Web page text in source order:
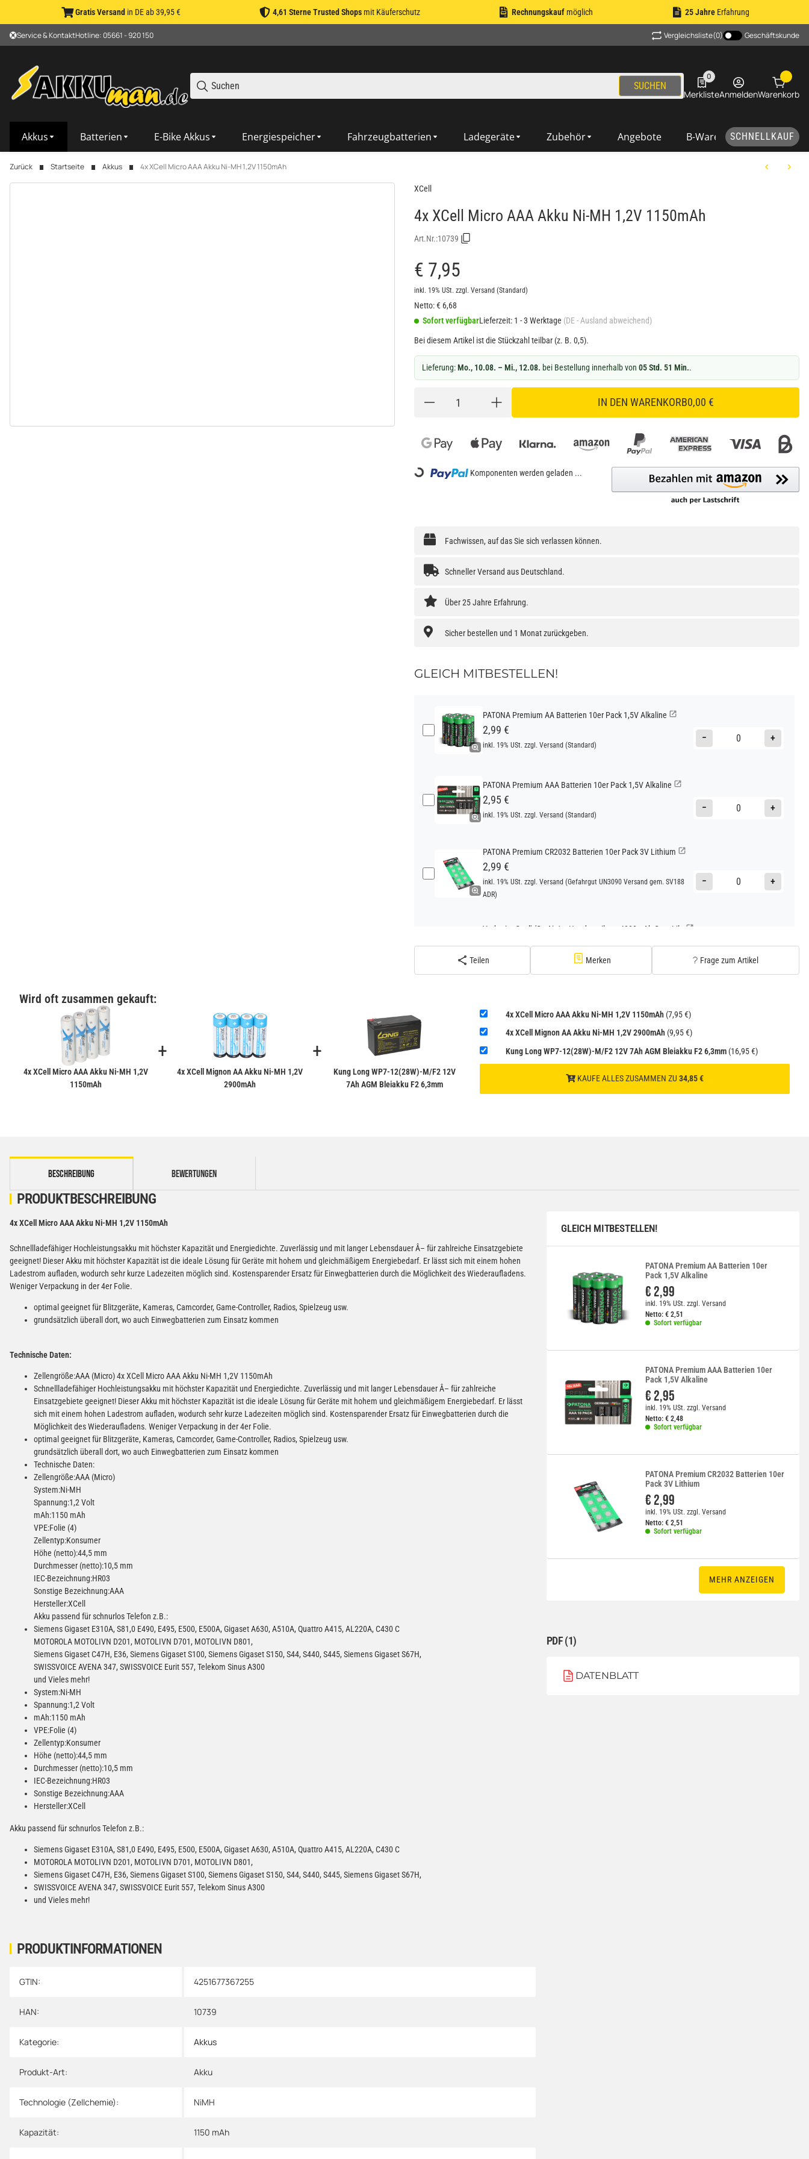
Gratis Versand in DE ab 39,95 € 4,61 Sterne Trusted Shopsmit Käuferschutz Rechnungskauf möglich 25 JahreErfahrung
Service & KontaktHotline: 05661 - 920 150 Vergleichsliste(0) Geschäftskunde
SUCHEN
0
0 Produkte in der Liste
MerklisteAnmeldenWarenkorb
Akkus Batterien E-Bike Akkus Energiespeicher Fahrzeugbatterien Ladegeräte Zubehör Angebote B-Ware SCHNELLKAUF
Zurück Startseite Akkus 4x XCell Micro AAA Akku Ni-MH 1,2V 1150mAh
XCell
4x XCell Micro AAA Akku Ni-MH 1,2V 1150mAh
Art.Nr.:10739
€ 7,95
inkl. 19% USt. zzgl. Versand (Standard)
Netto:€ 6,68
Sofort verfügbarLieferzeit: 1 - 3 Werktage (DE - Ausland abweichend)
Bei diesem Artikel ist die Stückzahl teilbar (z. B. 0,5).
Lieferung:Mo., 10.08. – Mi., 12.08. bei Bestellung innerhalb von 05 Std. 51 Min..
IN DEN WARENKORB0,00 €
Loading... Komponenten werden geladen ...
Fachwissen, auf das Sie sich verlassen können.
Schneller Versand aus Deutschland.
Über 25 Jahre Erfahrung.
Sicher bestellen und 1 Monat zurückgeben.
GLEICH MITBESTELLEN!
PATONA Premium AA Batterien 10er Pack 1,5V Alkaline
2,99 €
inkl. 19% USt. zzgl. Versand (Standard)
− +
PATONA Premium AAA Batterien 10er Pack 1,5V Alkaline
2,95 €
inkl. 19% USt. zzgl. Versand (Standard)
− +
PATONA Premium CR2032 Batterien 10er Pack 3V Lithium
2,99 €
inkl. 19% USt. zzgl. Versand (Gefahrgut UN3090 Versand gem. SV188
ADR)
− +
Verbatim Cool'n'Go AirJet Handventilator 4000mAh Grau Lila
22,95 €
inkl. 19% USt. zzgl.
(Gefahrgut UN3480 Versand gem. SV188
Teilen Merken Frage zum Artikel
Wird oft zusammen gekauft:
4x XCell Micro AAA Akku Ni-MH 1,2V
1150mAh
+
4x XCell Mignon AA Akku Ni-MH 1,2V
2900mAh
+
Kung Long WP7-12(28W)-M/F2 12V
7Ah AGM Bleiakku F2 6,3mm
4x XCell Micro AAA Akku Ni-MH 1,2V 1150mAh (7,95 €)
4x XCell Mignon AA Akku Ni-MH 1,2V 2900mAh (9,95 €)
Kung Long WP7-12(28W)-M/F2 12V 7Ah AGM Bleiakku F2 6,3mm (16,95 €)
KAUFE ALLES ZUSAMMEN ZU34,85 €
BESCHREIBUNG BEWERTUNGEN
PRODUKTINFORMATIONEN
Produkteigenschaft
Wert
GTIN: 4251677367255
HAN: 10739
Kategorie: Akkus
Produkt-Art: Akku
Technologie (Zellchemie): NiMH
Kapazität: 1150 mAh
PRODUKTBESCHREIBUNG
4x XCell Micro AAA Akku Ni-MH 1,2V 1150mAh
Schnellladefähiger Hochleistungsakku mit höchster Kapazität und Energiedichte. Zuverlässig und mit langer Lebensdauer Â– für zahlreiche Einsatzgebiete
geeignet! Dieser Akku mit höchster Kapazität ist die ideale Lösung für Geräte mit hohem und gleichmäßigem Energiebedarf. Er lässt sich mit einem hohen
Ladestrom aufladen, wodurch sehr kurze Ladezeiten möglich sind. Kostensparender Ersatz für Einwegbatterien durch die Möglichkeit des Wiederaufladens.
Weniger Verpackung in der 4er Folie.
optimal geeignet für Blitzgeräte, Kameras, Camcorder, Game-Controller, Radios, Spielzeug usw.
grundsätzlich überall dort, wo auch Einwegbatterien zum Einsatz kommen
Technische Daten:
Zellengröße:AAA (Micro) 4x XCell Micro AAA Akku Ni-MH 1,2V 1150mAh
Schnellladefähiger Hochleistungsakku mit höchster Kapazität und Energiedichte. Zuverlässig und mit langer Lebensdauer Â– für zahlreiche
Einsatzgebiete geeignet! Dieser Akku mit höchster Kapazität ist die ideale Lösung für Geräte mit hohem und gleichmäßigem Energiebedarf. Er lässt
sich mit einem hohen Ladestrom aufladen, wodurch sehr kurze Ladezeiten möglich sind. Kostensparender Ersatz für Einwegbatterien durch die
Möglichkeit des Wiederaufladens. Weniger Verpackung in der 4er Folie.
optimal geeignet für Blitzgeräte, Kameras, Camcorder, Game-Controller, Radios, Spielzeug usw.
grundsätzlich überall dort, wo auch Einwegbatterien zum Einsatz kommen
Technische Daten:
Zellengröße:AAA (Micro)
System:Ni-MH
Spannung:1,2 Volt
mAh:1150 mAh
VPE:Folie (4)
Zellentyp:Konsumer
Höhe (netto):44,5 mm
Durchmesser (netto):10,5 mm
IEC-Bezeichnung:HR03
Sonstige Bezeichnung:AAA
Hersteller:XCell
Akku passend für schnurlos Telefon z.B.:
Siemens Gigaset E310A, S81,0 E490, E495, E500, E500A, Gigaset A630, A510A, Quattro A415, AL220A, C430 C
MOTOROLA MOTOLIVN D201, MOTOLIVN D701, MOTOLIVN D801,
Siemens Gigaset C47H, E36, Siemens Gigaset S100, Siemens Gigaset S150, S44, S440, S445, Siemens Gigaset S67H,
SWISSVOICE AVENA 347, SWISSVOICE Eurit 557, Telekom Sinus A300
und Vieles mehr!
System:Ni-MH
Spannung:1,2 Volt
mAh:1150 mAh
VPE:Folie (4)
Zellentyp:Konsumer
Höhe (netto):44,5 mm
Durchmesser (netto):10,5 mm
IEC-Bezeichnung:HR03
Sonstige Bezeichnung:AAA
Hersteller:XCell
Akku passend für schnurlos Telefon z.B.:
Siemens Gigaset E310A, S81,0 E490, E495, E500, E500A, Gigaset A630, A510A, Quattro A415, AL220A, C430 C
MOTOROLA MOTOLIVN D201, MOTOLIVN D701, MOTOLIVN D801,
Siemens Gigaset C47H, E36, Siemens Gigaset S100, Siemens Gigaset S150, S44, S440, S445, Siemens Gigaset S67H,
SWISSVOICE AVENA 347, SWISSVOICE Eurit 557, Telekom Sinus A300
und Vieles mehr!
GLEICH MITBESTELLEN!
PATONA Premium AA Batterien 10er
Pack 1,5V Alkaline
€ 2,99
inkl. 19% USt. zzgl.Versand
Netto: €2,51
Sofort verfügbar
PATONA Premium AAA Batterien 10er
Pack 1,5V Alkaline
€ 2,95
inkl. 19% USt. zzgl.Versand
Netto: €2,48
Sofort verfügbar
PATONA Premium CR2032 Batterien 10er
Pack 3V Lithium
€ 2,99
inkl. 19% USt. zzgl.Versand
Netto: €2,51
Sofort verfügbar
MEHR ANZEIGEN
PDF (1)
DATENBLATT